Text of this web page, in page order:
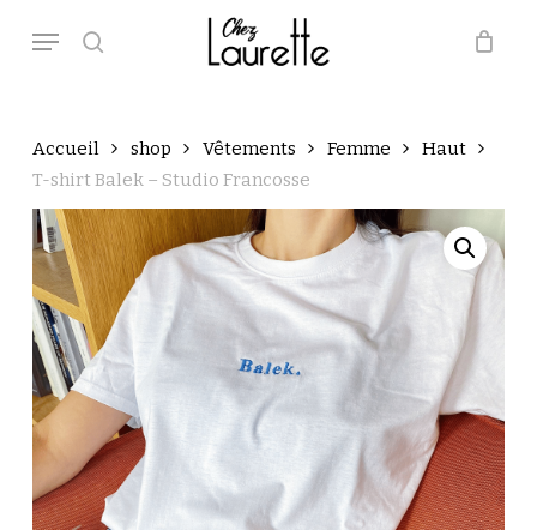
main
search
Menu
Panier Close
Accueil shop Vêtements Femme
Haut
T-shirt Balek – Studio Francosse